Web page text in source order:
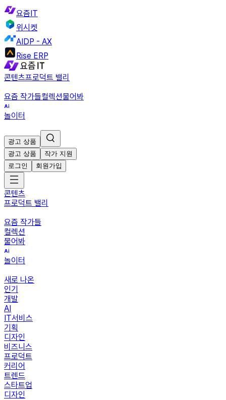
요즘IT
위시켓
AIDP - AX
Rise ERP
콘텐츠프로덕트 밸리
요즘 작가들컬렉션물어봐
놀이터
광고 상품
광고 상품
작가 지원
로그인
회원가입
콘텐츠
프로덕트 밸리
요즘 작가들
컬렉션
물어봐
놀이터
새로 나온
인기
개발
AI
IT서비스
기획
디자인
비즈니스
프로덕트
커리어
트렌드
스타트업
디자인